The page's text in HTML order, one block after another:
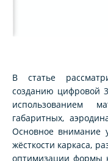
В статье
созданию цифровой
использованием
габаритных,
Основное внимание
жёсткости каркаса,
оптимизации формы